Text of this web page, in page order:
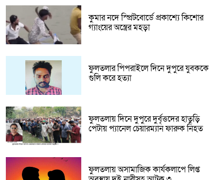
কুমার নদে স্প্রিটবোর্ডে প্রকাশ্যে কিশোর
গ্যাংয়ের অস্ত্রের মহড়া
ফুলতলার পিপরাইলে দিনে দুপুরে যুবককে
গুলি করে হত্যা
ফুলতলায় দিনে দুপুরে দুর্বৃত্তদের হাতুড়ি
পেটায় প্যানেল চেয়ারম্যান ফারুক নিহত
ফুলতলায় অসামাজিক কার্যকলাপে লিপ্ত